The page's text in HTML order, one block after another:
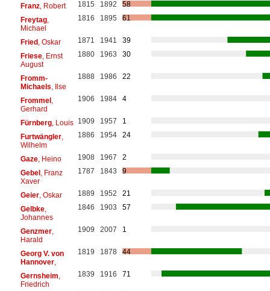
Franz, Robert 1815 1892
58
Freytag,
Michael
1816 1895 61
Fried, Oskar 1871 1941
39
Friese, Ernst
August
1880 1963 30
Fromm-
Michaels , Ilse
1888 1986 22
Frommel,
Gerhard
1906 1984 4
Fürnberg, Louis 1909 1957
1
Furtwängler,
Wilhelm
1886 1954 24
Gaze, Heino 1908 1967
2
Gebel, Franz
Xaver
1787 1843 9
Geier, Oskar 1889 1952
21
Gelbke,
Johannes
1846 1903 57
Genzmer,
Harald
1909 2007 1
Georg V. von
Hannover,
1819 1878 44
Gernsheim
Friedrich
1839 1916 71